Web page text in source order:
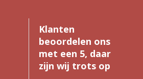
Klanten
beoordelen ons
met een 5, daar
zijn wij trots op